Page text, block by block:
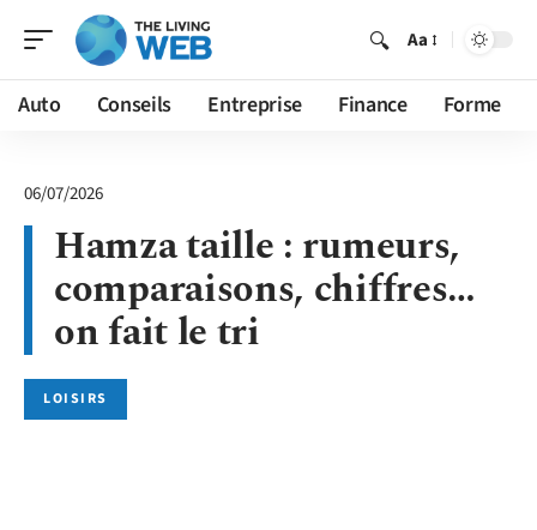
Aa
Auto Conseils Entreprise Finance Forme
06/07/2026
Hamza taille : rumeurs,
comparaisons, chiffres…
on fait le tri
LOISIRS